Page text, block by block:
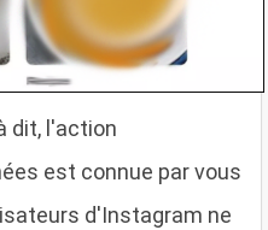
dit, l'action
est connue par vous
d'Instagram ne